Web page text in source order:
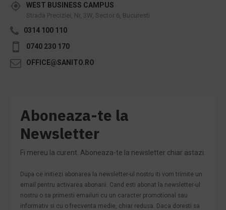
WEST BUSINESS CAMPUS
Strada Preciziei, Nr, 3W, Sector 6, Bucuresti
0314 100 110
0740 230 170
OFFICE@SANITO.RO
Aboneaza-te la
Newsletter
Fi mereu la curent. Aboneaza-te la newsletter chiar astazi.
Dupa ce initiezi abonarea la newsletter-ul nostru iti vom trimite un
email pentru activarea abonarii. Cand esti abonat la newsletter-ul
nostru o sa primesti emailuri cu un caracter promotional sau
informativ si cu o frecventa medie, chiar redusa. Daca doresti sa